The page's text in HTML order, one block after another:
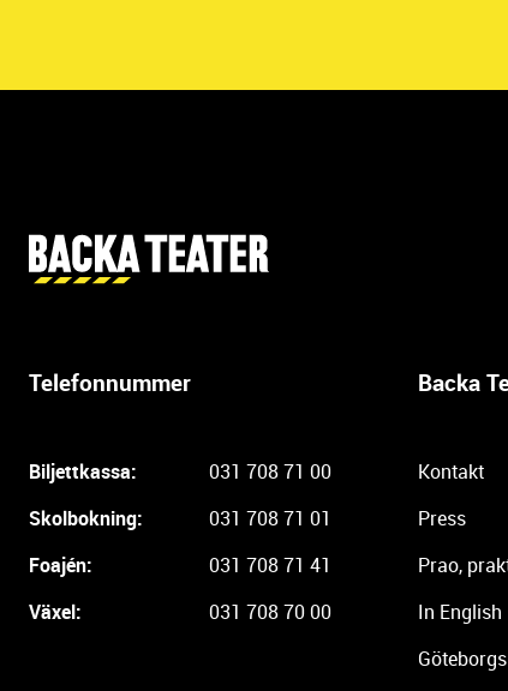
Telefonnummer
Biljettkassa:
031 708 71 00
Skolbokning:
031 708 71 01
Foajén:
031 708 71 41
Växel:
031 708 70 00
Backa
Kontakt
Press
Prao,
In English